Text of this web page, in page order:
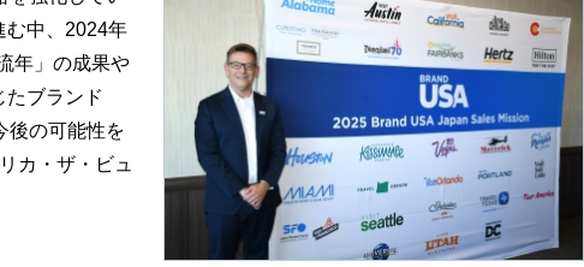
む中、2024年
年」の成果や
ブランド
後の可能性を
カ・ザ・ビュ